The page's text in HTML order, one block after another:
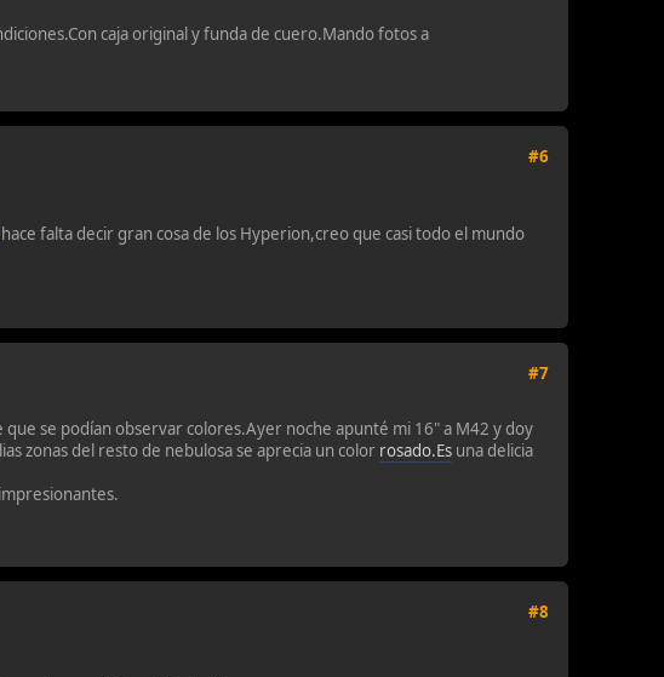
caja original y funda de cuero.Mando fotos a
#6
hace falta decir gran cosa de los Hyperion,creo que casi todo el mundo
#7
se podían observar colores.Ayer noche apunté mi 16" a M42 y doy
zonas del resto de nebulosa se aprecia un color rosado.Es una delicia
#8